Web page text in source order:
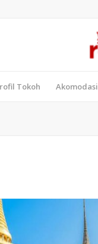
Tokoh Akomodasi